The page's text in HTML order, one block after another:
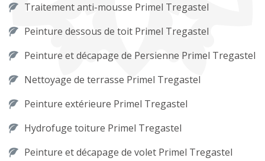
Traitement anti-mousse Primel Tregastel
Peinture dessous de toit Primel Tregastel
Peinture et décapage de Persienne Primel Tregastel
Nettoyage de terrasse Primel Tregastel
Peinture extérieure Primel Tregastel
Hydrofuge toiture Primel Tregastel
Peinture et décapage de volet Primel Tregastel